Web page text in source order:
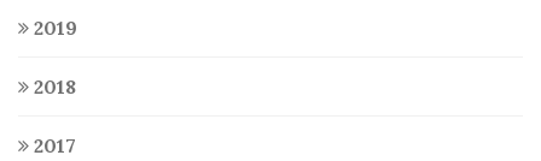
2019
2018
2017